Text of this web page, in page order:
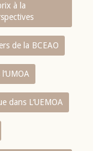
à la
de la BCEAO
dans L‘UEMOA